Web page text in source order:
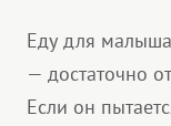
Еду для малыша
— достаточно
Если он